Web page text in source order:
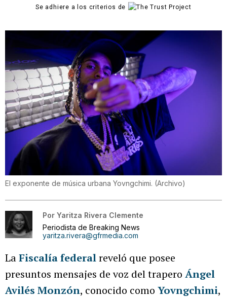
Se adhiere a los criterios de
El exponente de música urbana Yovngchimi. (Archivo)
Por Yaritza Rivera Clemente
Periodista de Breaking News
yaritza.rivera@gfrmedia.com
LaFiscalía federalreveló que posee
presuntos mensajes de voz del trapero Ángel
Avilés Monzón, conocido como Yovngchimi,